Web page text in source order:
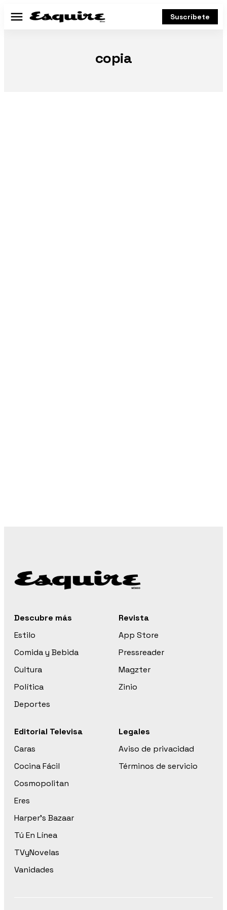
Menú Suscríbete
copia
Descubre más
Estilo
Comida y Bebida
Cultura
Política
Deportes
Revista
App Store
Pressreader
Magzter
Zinio
Editorial Televisa
Caras
Cocina Fácil
Cosmopolitan
Eres
Harper’s Bazaar
Tú En Línea
TVyNovelas
Vanidades
Legales
Aviso de privacidad
Términos de servicio